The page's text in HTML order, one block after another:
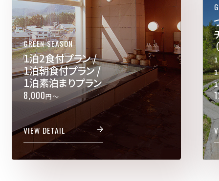
アクリル板での
飛沫防止
サーモグラフィで
の検温の実施
次亜塩素酸での
GREEN SEASON
1泊2食付プラン /
1泊朝食付プラン /
1泊素泊まりプラン
8,000円～
VIEW DETAIL